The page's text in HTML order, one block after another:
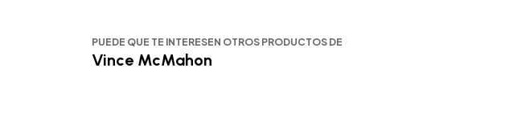
PUEDE QUE TE INTERESEN OTROS PRODUCTOS DE
Vince McMahon